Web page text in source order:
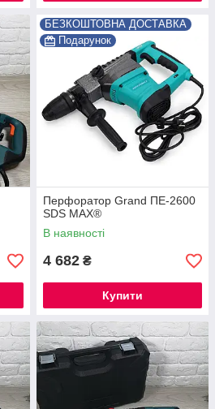
БЕЗКОШТОВНА ДОСТАВКА
Подарунок
Перфоратор Grand ПЕ-2600
SDS MAX®
В наявності
4 682 ₴
Купити